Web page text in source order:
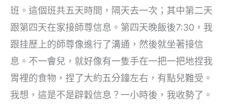
班。這個班共五天時間，隔天去一次；其中第二天
跟第四天在家接師尊信息。第四天晚飯後7:30，我
跟挂歷上的師尊像進行了溝通，然後就坐著接信
息。不一會兒，就好像有一隻手在一把一把地捏我
胃裡的食物，捏了大約五分鐘左右，有點兒難受。
我想，這是不是辟穀信息？一小時後，我收勢了。